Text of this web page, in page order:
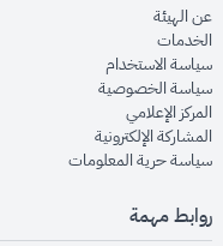
عن الهيئةopens in new window
الخدماتopens in new window
سياسة الاستخدام
سياسة الخصوصيةnew window
المركز الإعلاميin new window
المشاركة الإلكترونيةnew window
سياسة حرية المعلوماتwindow
روابط مهمة